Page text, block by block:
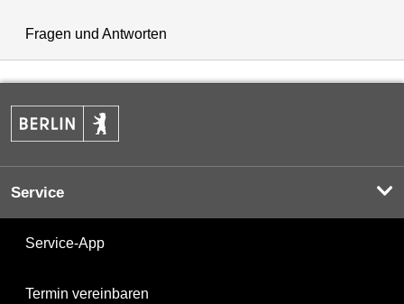
Fragen und Antworten
Service
Service-App
Termin vereinbaren